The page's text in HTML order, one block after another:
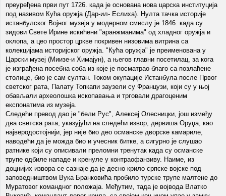
преуређена први пут 1726. када је основана нова царска институција
под називом Кућа оружја (Дар-ил- Еслиха). Нулта тачка историје
истанбулског Војног музеја у модерном смислу је 1846. када су
зидови Свете Ирине искићени "аранжманима" од хладног оружја и
оклопа, а цео простор цркве покривен низовима витрина са
колекцијама историјског оружја. "Кућа оружја" је преименована у
Царски музеј (Миизе-и Химајун), а његов главни посетилац, за кога
је изграђена посебна соба из које је посматрао благо са позлаћене
столице, био је сам султан. Током окупације Истанбула после Првог
светског рата, Палату Топкапи заузели су Французи, који су у њој
обављали археолошка ископавања и трговали драгоценим
експонатима из музеја.
Следећи превод дао је "бели Рус", Алексеј Олесницки, још између
два светска рата, указујући на следећи извор, дервиша Оруџа, као
најверодостојнији, јер није био део османске дворске камариле,
наводећи да је можда био и учесник битке, а сигурно је слушао
ратнике који су описивали преломни тренутак када су османске
трупе одбиле нападе и кренуле у контраофанзиву. Наиме, из
доцнијих извора се сазнаје да је десно крило српске војске под
заповедништвом Вука Бранковића пробило турске трупе малтене до
Муратовог командног положаја. Међутим, тада је војвода Влатко